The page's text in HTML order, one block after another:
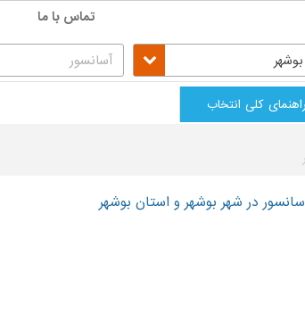
تماس با ما
بوشهر
راهنمای کلی انتخاب
در شهر بوشهر و استان بوشهر